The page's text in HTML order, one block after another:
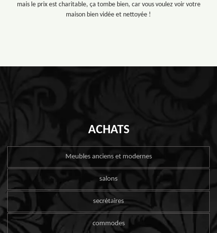
mais le prix est charitable, ça tombe bien, car vous voulez voir votre
maison bien vidée et nettoyée !
ACHATS
Meubles anciens et modernes
salons
secrétaires
commodes